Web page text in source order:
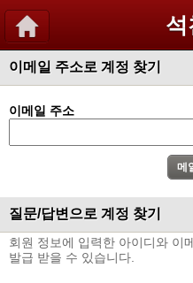
석
이메일 주소로 계정 찾기
이메일 주소
질문/답변으로 계정 찾기
회원 정보에 입력한 아이디와 이
발급 받을 수 있습니다.